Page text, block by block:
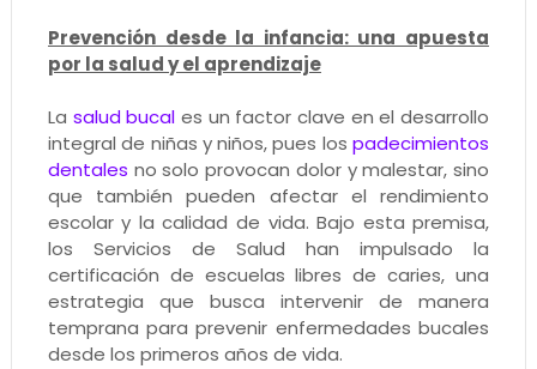
Prevención desde la infancia: una apuesta
por la salud y el aprendizaje
La salud bucal es un factor clave en el desarrollo
integral de niñas y niños, pues lospadecimientos
dentales no solo provocan dolor y malestar, sino
que también pueden afectar el rendimiento
escolar y la calidad de vida. Bajo esta premisa,
los Servicios de Salud han impulsado la
certificación de escuelas libres de caries, una
estrategia que busca intervenir de manera
temprana para prevenir enfermedades bucales
desde los primeros años de vida.